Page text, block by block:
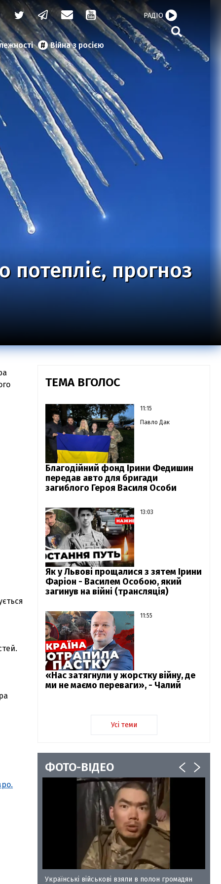
Війна з росією
РАДІО
потепліє, прогноз
ТЕМА ВГОЛОС
11:15
Павло Дак
Благодійний фонд Ірини Федишин
передав авто для бригади
загиблого Героя Василя Особи
13:03
Як у Львові прощалися з зятем Ірини
Фаріон - Василем Особою, який
загинув на війні (трансляція)
11:55
«Нас затягнули у жорстку війну, де
ми не маємо переваги», - Чалий
Усі теми
ФОТО-ВІДЕО
Українські військові взяли в полон громадян